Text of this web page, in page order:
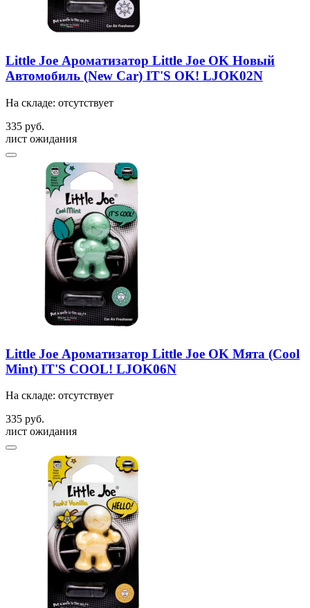
Little Joe Ароматизатор Little Joe OK Новый
Автомобиль (New Car) IT'S OK! LJOK02N
На складе: отсутствует
335 руб.
лист ожидания
Little Joe Ароматизатор Little Joe OK Мята (Cool
Mint) IT'S COOL! LJOK06N
На складе: отсутствует
335 руб.
лист ожидания